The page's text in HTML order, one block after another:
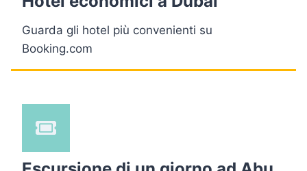
Guarda gli hotel più convenienti su
Booking.com